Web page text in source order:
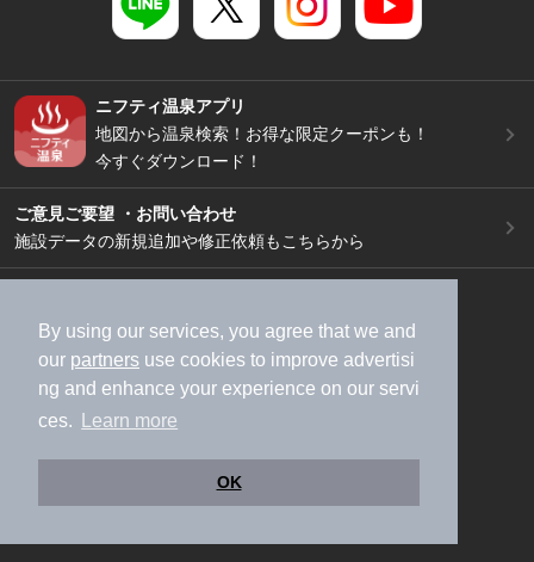
By using our services, you agree that we and
our partners use cookies to improve advertisi
ng and enhance your experience on our servi
ces.
Learn more
OK
ニフティ温泉アプリ
地図から温泉検索！お得な限定クーポンも！
今すぐダウンロード！
ご意見ご要望 ・お問い合わせ
施設データの新規追加や修正依頼もこちらから
加盟店募集（資料請求）
広告出稿のご案内
利用規約
ライフスタイルMEMBERS+規約
特定商取引法に基づく表記
ヘルプ
採用情報
運営会社